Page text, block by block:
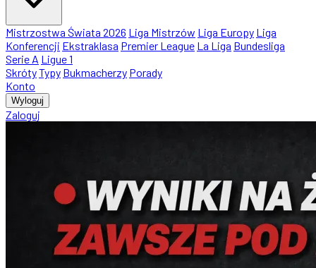
Mistrzostwa Świata 2026 Liga Mistrzów Liga Europy Liga
Konferencji Ekstraklasa Premier League La Liga Bundesliga
Serie A Ligue 1
SkrótyTypy Bukmacherzy Porady
Konto
Wyloguj
Zaloguj